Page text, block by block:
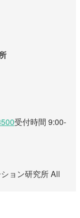
受付時間 9:00-
ョン研究所 All